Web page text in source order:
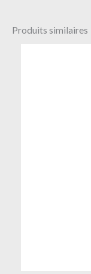
Produits similaires